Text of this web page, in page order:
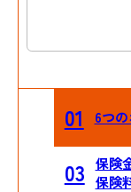
01 6つ
03 保険
保険